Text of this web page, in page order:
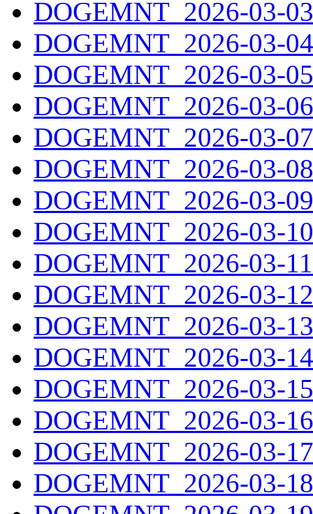
DOGEMNT_2026-03-
DOGEMNT_2026-03-
DOGEMNT_2026-03-
DOGEMNT_2026-03-
DOGEMNT_2026-03-
DOGEMNT_2026-03-
DOGEMNT_2026-03-
DOGEMNT_2026-03-
DOGEMNT_2026-03-
DOGEMNT_2026-03-
DOGEMNT_2026-03-
DOGEMNT_2026-03-
DOGEMNT_2026-03-
DOGEMNT_2026-03-
DOGEMNT_2026-03-
DOGEMNT_2026-03-